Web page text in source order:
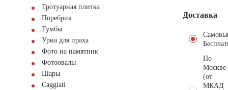
Тротуарная плитка
Поребрик
Тумбы
Урна для праха
Фото на памятник
Фотоовалы
Шары
Сaggiati
Доставка
По
Москве
(от
МКАД